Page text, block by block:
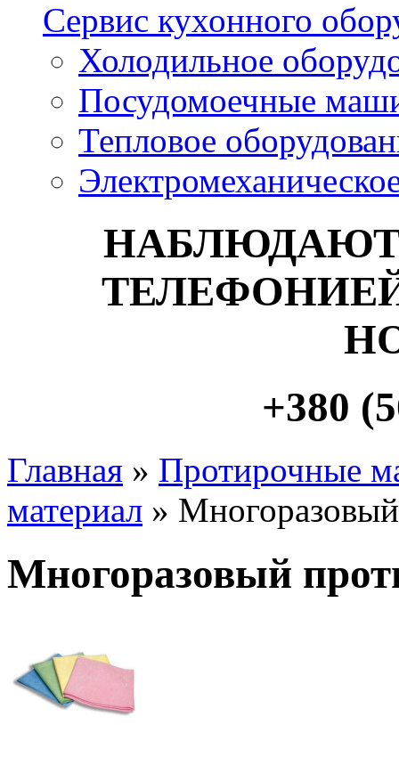
Сервис кухонного
Холодильное
Посудомоечные
Тепловое
+380
Главная » Протирочные
материал » Многоразовый
Многоразовый